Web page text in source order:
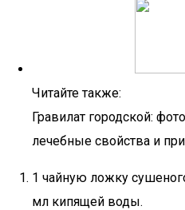
Читайте также:
Гравилат городской:
лечебные свойства и
1 чайную ложку
мл кипящей воды.